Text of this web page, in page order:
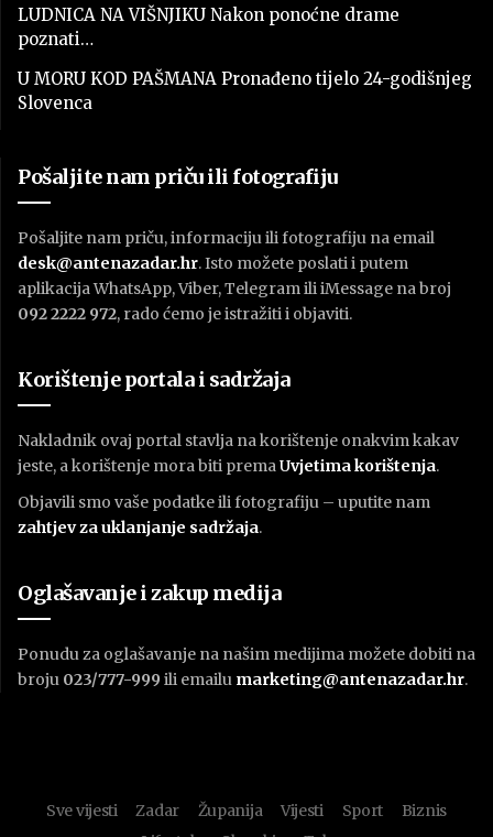
LUDNICA NA VIŠNJIKU Nakon ponoćne drame
poznati…
U MORU KOD PAŠMANA Pronađeno tijelo 24-godišnjeg
Slovenca
Pošaljite nam priču ili fotografiju
Pošaljite nam priču, informaciju ili fotografiju na email
desk@antenazadar.hr. Isto možete poslati i putem
aplikacija WhatsApp, Viber, Telegram ili iMessage na broj
092 2222 972, rado ćemo je istražiti i objaviti.
Korištenje portala i sadržaja
Nakladnik ovaj portal stavlja na korištenje onakvim kakav
jeste, a korištenje mora biti premaUvjetima korištenja.
Objavili smo vaše podatke ili fotografiju – uputite nam
zahtjev za uklanjanje sadržaja.
Oglašavanje i zakup medija
Ponudu za oglašavanje na našim medijima možete dobiti na
broju 023/777-999 ili emailu marketing@antenazadar.hr.
Sve vijesti Zadar Županija Vijesti Sport
Biznis